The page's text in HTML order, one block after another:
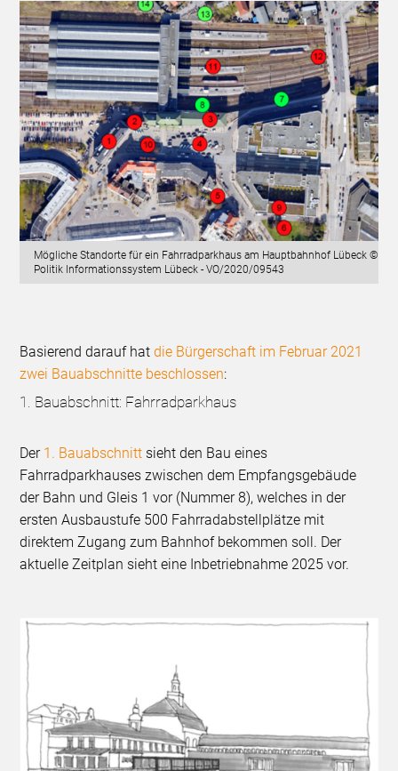
Mögliche Standorte für ein Fahrradparkhaus am Hauptbahnhof Lübeck ©
Politik Informationssystem Lübeck - VO/2020/09543
Basierend darauf hatdie Bürgerschaft im Februar 2021
zwei Bauabschnitte beschlossen:
1. Bauabschnitt: Fahrradparkhaus
Der 1. Bauabschnitt sieht den Bau eines
Fahrradparkhauses zwischen dem Empfangsgebäude
der Bahn und Gleis 1 vor (Nummer 8), welches in der
ersten Ausbaustufe 500 Fahrradabstellplätze mit
direktem Zugang zum Bahnhof bekommen soll. Der
aktuelle Zeitplan sieht eine Inbetriebnahme 2025 vor.